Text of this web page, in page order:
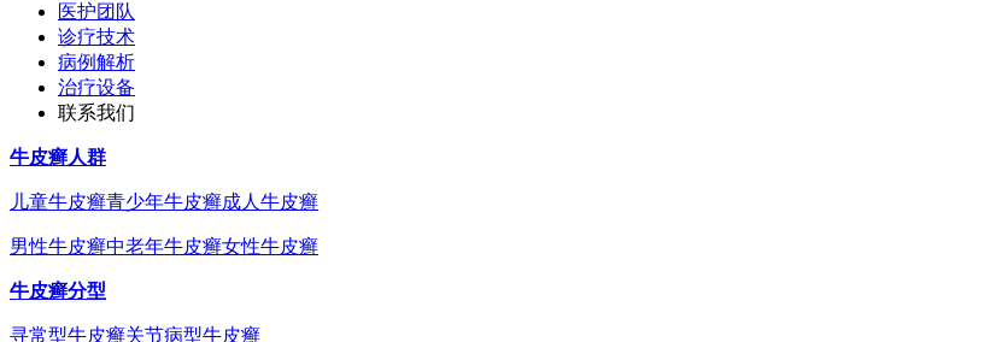
医护团队
诊疗技术
病例解析
治疗设备
联系我们
牛皮癣人群
儿童牛皮癣青少年牛皮癣成人牛皮癣
男性牛皮癣中老年牛皮癣女性牛皮癣
牛皮癣分型
寻常型牛皮癣关节病型牛皮癣